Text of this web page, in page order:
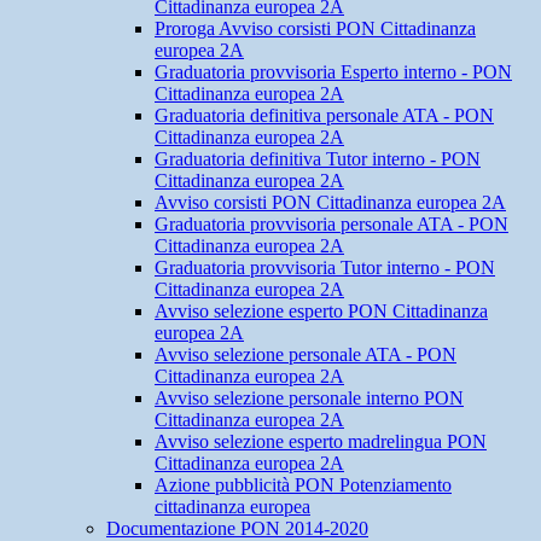
Cittadinanza europea 2A
Proroga Avviso corsisti PON Cittadinanza
europea 2A
Graduatoria provvisoria Esperto interno - PON
Cittadinanza europea 2A
Graduatoria definitiva personale ATA - PON
Cittadinanza europea 2A
Graduatoria definitiva Tutor interno - PON
Cittadinanza europea 2A
Avviso corsisti PON Cittadinanza europea 2A
Graduatoria provvisoria personale ATA - PON
Cittadinanza europea 2A
Graduatoria provvisoria Tutor interno - PON
Cittadinanza europea 2A
Avviso selezione esperto PON Cittadinanza
europea 2A
Avviso selezione personale ATA - PON
Cittadinanza europea 2A
Avviso selezione personale interno PON
Cittadinanza europea 2A
Avviso selezione esperto madrelingua PON
Cittadinanza europea 2A
Azione pubblicità PON Potenziamento
cittadinanza europea
Documentazione PON 2014-2020